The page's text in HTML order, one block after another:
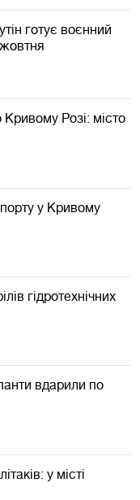
готує воєнний
жовтня
Розі: місто
у Кривому
гідротехнічних
вдарили по
у місті